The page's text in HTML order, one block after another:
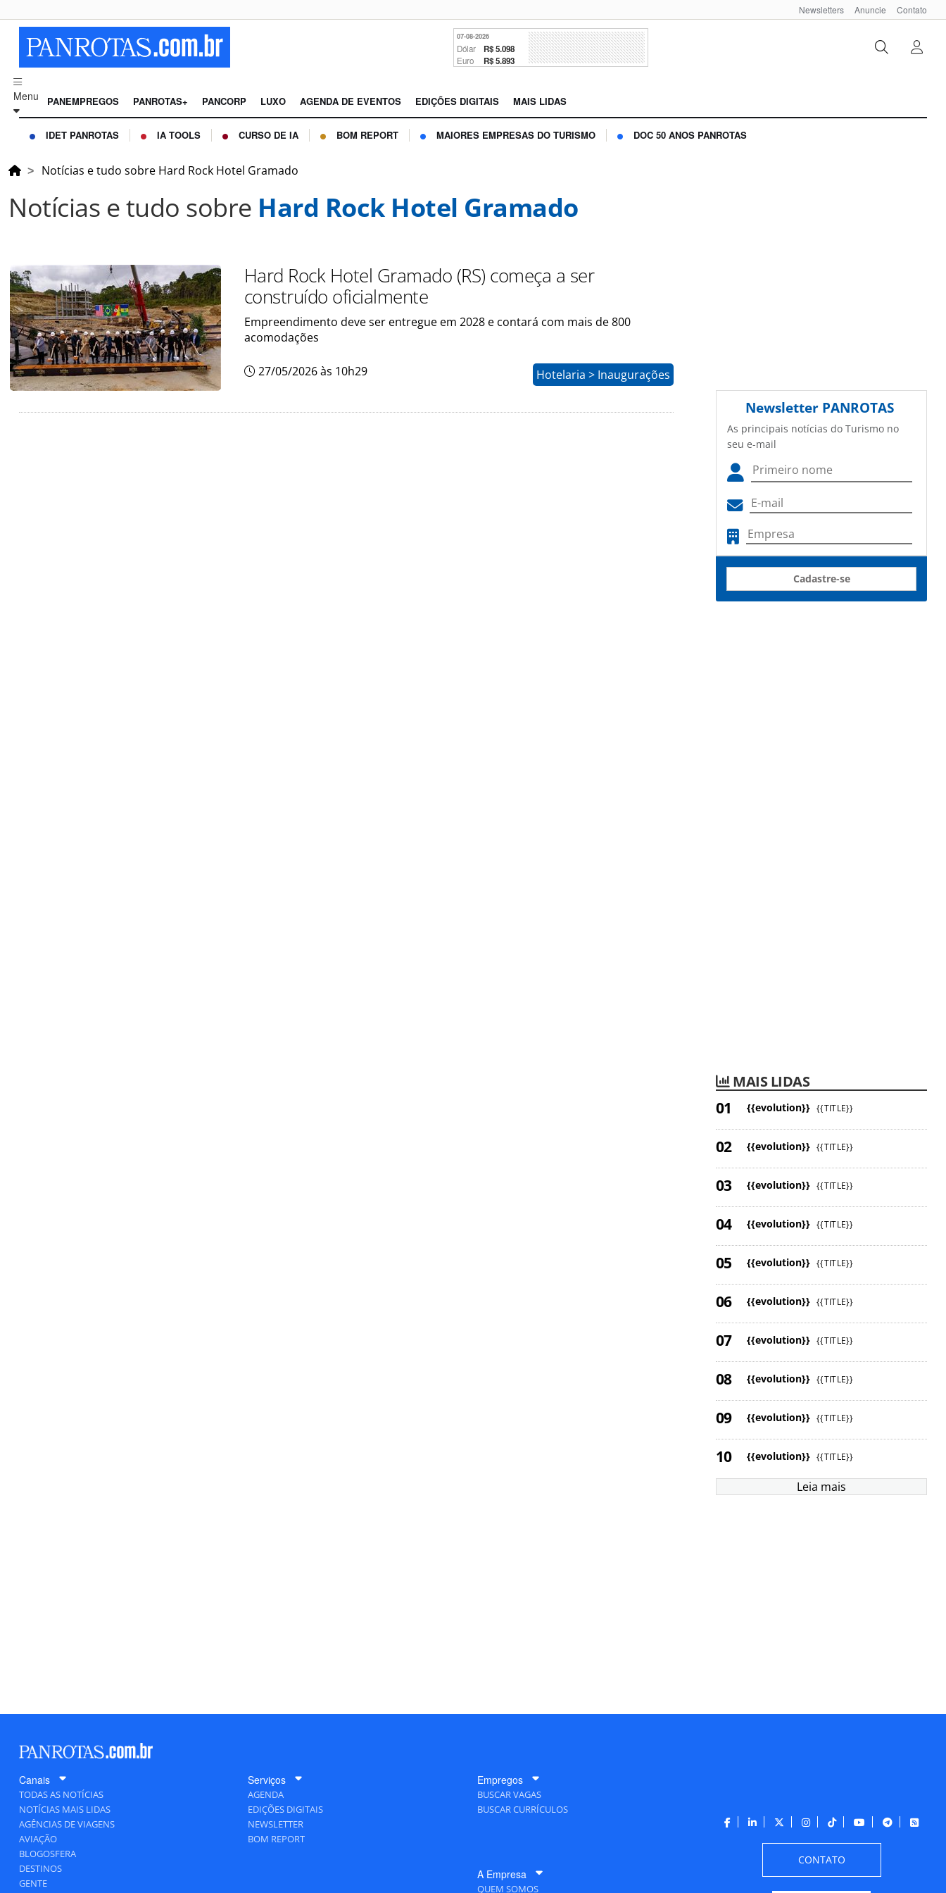
Newsletters Anuncie Contato
07-08-2026
Dólar R$ 5.098
Euro R$ 5.893
Menu PANEMPREGOS PANROTAS+ PANCORP LUXO AGENDA DE EVENTOS EDIÇÕES DIGITAIS MAIS LIDAS
IDET PANROTAS IA TOOLS CURSO DE IA BOM REPORT MAIORES EMPRESAS DO TURISMO DOC 50 ANOS PANROTAS
Notícias e tudo sobre Hard Rock Hotel Gramado
Notícias e tudo sobre Hard Rock Hotel Gramado
Hard Rock Hotel Gramado (RS) começa a ser
construído oficialmente
Empreendimento deve ser entregue em 2028 e contará com mais de 800
acomodações
27/05/2026 às 10h29 Hotelaria > Inaugurações
Newsletter PANROTAS
As principais notícias do Turismo no
seu e-mail
Cadastre-se
MAIS LIDAS
{{evolution}} {{TITLE}}
{{evolution}} {{TITLE}}
{{evolution}} {{TITLE}}
{{evolution}} {{TITLE}}
{{evolution}} {{TITLE}}
{{evolution}} {{TITLE}}
{{evolution}} {{TITLE}}
{{evolution}} {{TITLE}}
{{evolution}} {{TITLE}}
{{evolution}} {{TITLE}}
Leia mais
Canais
TODAS AS NOTÍCIAS
NOTÍCIAS MAIS LIDAS
AGÊNCIAS DE VIAGENS
AVIAÇÃO
BLOGOSFERA
DESTINOS
GENTE
Serviços
AGENDA
EDIÇÕES DIGITAIS
NEWSLETTER
BOM REPORT
Empregos
BUSCAR VAGAS
BUSCAR CURRÍCULOS
A Empresa
QUEM SOMOS
CONTATO